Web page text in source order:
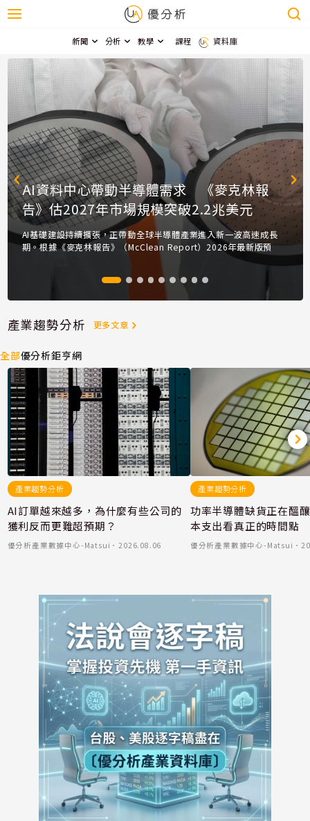
新聞 分析 教學 課程 資料庫
AI資料中心帶動半導體需求 《麥克林報
告》估2027年市場規模突破2.2兆美元
AI基礎建設持續擴張，正帶動全球半導體產業進入新一波高速成長
期。根據《麥克林報告》（McClean Report）2026年最新版預
測，全球半導體市場規模將於2026年年增率98.3%，達...
產業趨勢分析 更多文章
全部優分析鉅亨網
產業趨勢分析
AI訂單越來越多，為什麼有些公司的
獲利反而更難超預期？
優分析產業數據中心-Matsui ． 2026.08.06
產業趨勢分析
功率半導體缺貨正在醞
本支出看真正的時間點
優分析產業數據中心-Matsui ．